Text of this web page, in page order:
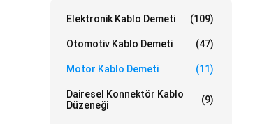
Elektronik Kablo Demeti (109)
Otomotiv Kablo Demeti (47)
Motor Kablo Demeti (11)
Dairesel Konnektör Kablo
Düzeneği
(9)